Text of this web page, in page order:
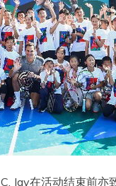
Jay在活动结束前亦